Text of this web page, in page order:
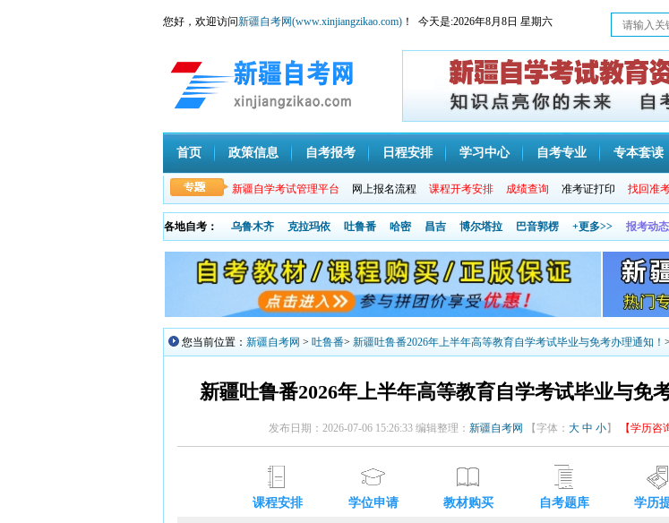
您好，欢迎访问新疆自考网(www.xinjiangzikao.com) ！ 今天是:2026年8月8日 星期六
首页 政策信息 自考报考 日程安排 学习中心 自考专业 专本套读
新疆自学考试管理平台 网上报名流程 课程开考安排 成绩查询 准考证打印 找回准
各地自考： 乌鲁木齐 克拉玛依 吐鲁番 哈密 昌吉 博尔塔拉 巴音郭楞 +更多>> 报考动态
您当前位置： 新疆自考网 > 吐鲁番> 新疆吐鲁番2026年上半年高等教育自学考试毕业与免考办理通知！
新疆吐鲁番2026年上半年高等教育自学考试毕业与免
发布日期：2026-07-06 15:26:33 编辑整理： 新疆自考网 【字体： 大 中 小】 【学历咨
课程安排 学位申请 教材购买 自考题库 学历